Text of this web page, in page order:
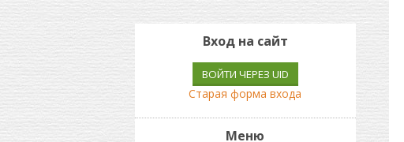
Вход на сайт
ВОЙТИ ЧЕРЕЗ UID
Старая форма входа
Меню